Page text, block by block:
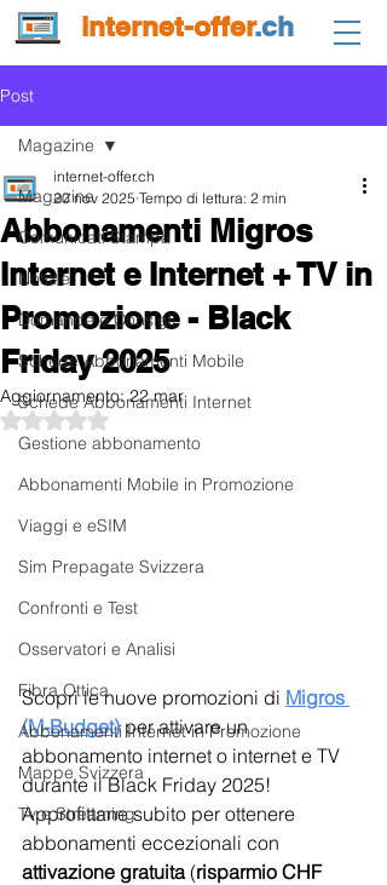
internet-offer.ch
Post
Magazine
Comunicati Stampa
Notizie
Domande e Consigli
Schede Abbonamenti Mobile
Schede Abbonamenti Internet
Gestione abbonamento
Abbonamenti Mobile in Promozione
Viaggi e eSIM
Sim Prepagate Svizzera
Confronti e Test
Osservatori e Analisi
Fibra Ottica
Abbonamenti Internet in Promozione
Mappe Svizzera
Tv e Streaming
Magazine
Abbonamenti Migros
Internet e Internet + TV in
Promozione - Black
Friday 2025
internet-offer.ch
20 nov 2025 Tempo di lettura: 2 min
Aggiornamento:22 mar
Valutazione NaN stelle su 5.
Scopri le nuove promozioni di Migros
(M-Budget) per attivare un
abbonamento internet o internet e TV
durante il Black Friday 2025!
Approfittane subito per ottenere
abbonamenti eccezionali con
attivazione gratuita (risparmio CHF